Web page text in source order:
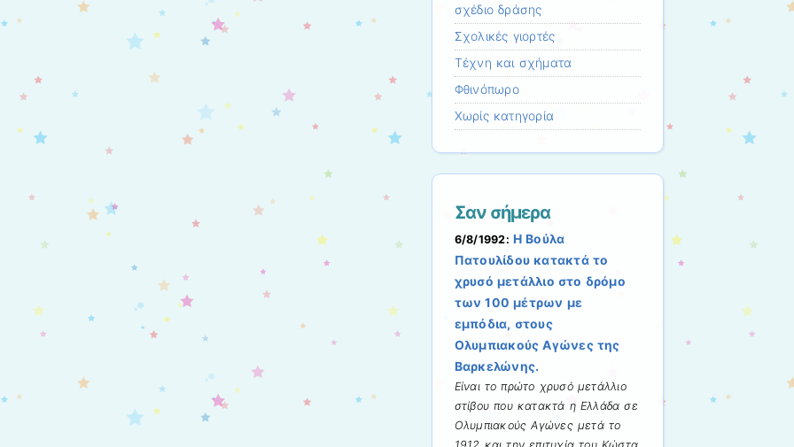
σχέδιο δράσης
Σχολικές γιορτές
Τέχνη και σχήματα
Φθινόπωρο
Χωρίς κατηγορία
Σαν σήμερα
6/8/1992: Η Βούλα
Πατουλίδου κατακτά το
χρυσό μετάλλιο στο δρόμο
των 100 μέτρων με
εμπόδια, στους
Ολυμπιακούς Αγώνες της
Βαρκελώνης.
Είναι το πρώτο χρυσό μετάλλιο
στίβου που κατακτά η Ελλάδα σε
Ολυμπιακούς Αγώνες μετά το